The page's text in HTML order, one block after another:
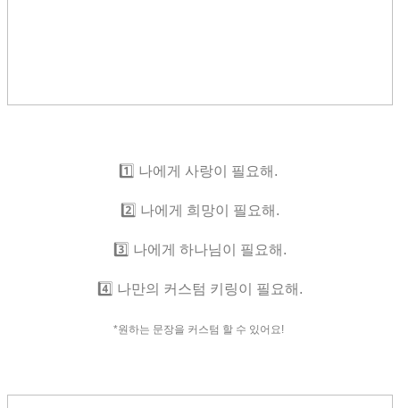
1️⃣ 나에게 사랑이 필요해.
2️⃣ 나에게 희망이 필요해.
3️⃣ 나에게 하나님이 필요해.
4️⃣ 나만의 커스텀 키링이 필요해.
*원하는 문장을 커스텀 할 수 있어요!